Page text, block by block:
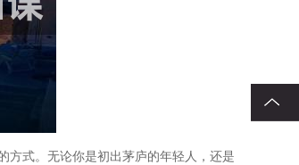
方式。无论你是初出茅庐的年轻人，还是